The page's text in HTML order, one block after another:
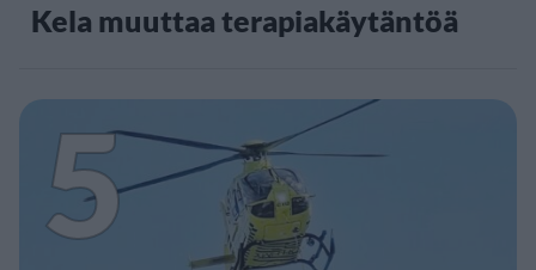
Kela muuttaa terapiakäytäntöä
5